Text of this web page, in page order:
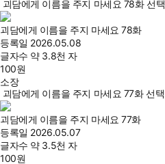
괴담에게 이름을 주지 마세요 78화 선택
괴담에게 이름을 주지 마세요 78화
등록일 2026.05.08
글자수 약 3.8천 자
100원
소장
괴담에게 이름을 주지 마세요 77화 선택
괴담에게 이름을 주지 마세요 77화
등록일 2026.05.07
글자수 약 3.5천 자
100원